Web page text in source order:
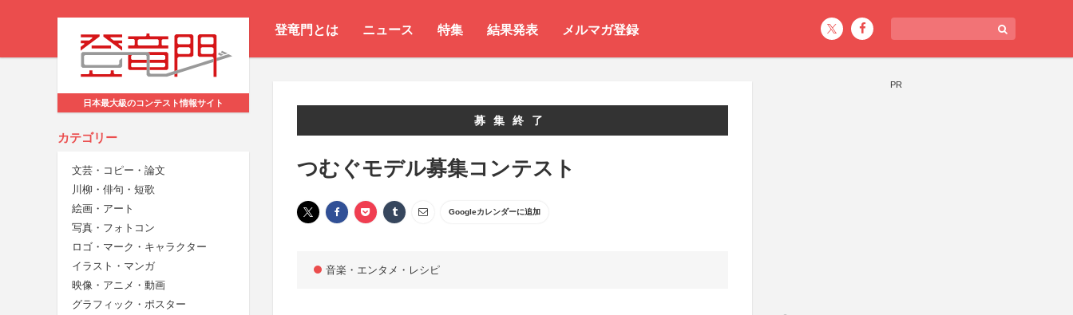
登竜門とは ニュース 特集 結果発表 メルマガ登録
日本最大級のコンテスト情報サイト
カテゴリー
文芸・コピー・論文
川柳・俳句・短歌
絵画・アート
写真・フォトコン
ロゴ・マーク・キャラクター
イラスト・マンガ
映像・アニメ・動画
グラフィック・ポスター
募集終了
つむぐモデル募集コンテスト
Googleカレンダーに追加
音楽・エンタメ・レシピ
PR